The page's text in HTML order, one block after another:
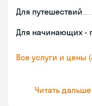
Для путешествий
Для начинающих -
Все услуги и цены
Читать дальше